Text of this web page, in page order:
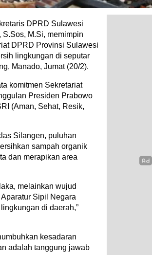
DPRD Sulawesi
M.Si, memimpin
DPRD Provinsi Sulawesi
lingkungan di seputar
Manado, Jumat (20/2).
komitmen Sekretariat
Presiden Prabowo
(Aman, Sehat, Resik,
Silangen, puluhan
sampah organik
dan merapikan area
melainkan wujud
Sipil Negara
di daerah,”
kesadaran
adalah tanggung jawab